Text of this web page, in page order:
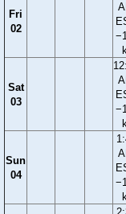
Fri
02
Sat
03
Sun
04